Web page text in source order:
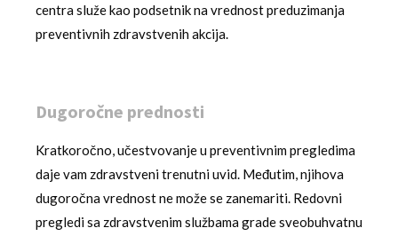
centra služe kao podsetnik na vrednost preduzimanja
preventivnih zdravstvenih akcija.
Dugoročne prednosti
Kratkoročno, učestvovanje u preventivnim pregledima
daje vam zdravstveni trenutni uvid. Međutim, njihova
dugoročna vrednost ne može se zanemariti. Redovni
pregledi sa zdravstvenim službama grade sveobuhvatnu